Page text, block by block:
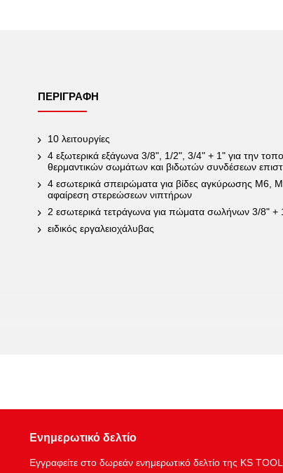
ΠΕΡΙΓΡΑΦΉ
10 λειτουργίες
4 εξωτερικά εξάγωνα 3/8", 1/2", 3/4" + 1" για την
θερμαντικών σωμάτων και βιδωτών συνδέσεων
4 εσωτερικά σπειρώματα για βίδες αγκύρωσης M6,
αφαίρεση στερεώσεων νιπτήρων
2 εσωτερικά τετράγωνα για πώματα σωλήνων 3/8" +
ειδικός εργαλειοχάλυβας
Ενημερωτικό δελτίο
Εγγραφείτε στο δωρεάν ενημερωτικό δελτίο της KS